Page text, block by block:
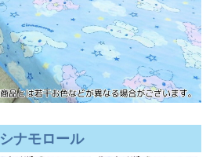
シナモロール